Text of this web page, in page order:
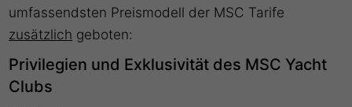
umfassendsten Preismodell der MSC Tarife
zusätzlich geboten:
Privilegien und Exklusivität des MSC Yacht
Clubs